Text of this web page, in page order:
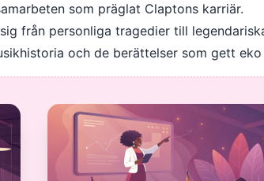
som präglat Claptons karriär.
från personliga tragedier till
och de berättelser som gett